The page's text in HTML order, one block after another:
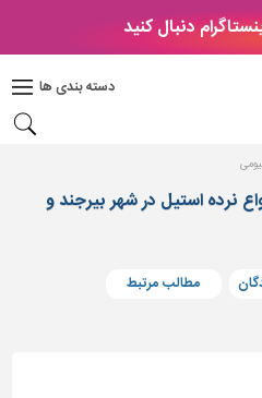
دنبال کنید
دسته بندی ها
نرده استیل در شهر بیرجند و
مطالب مرتبط